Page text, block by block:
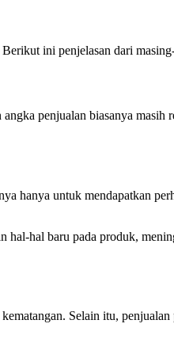
ini penjelasan dari
penjualan biasanya
hanya untuk mendapatkan
hal baru pada produk,
Selain itu,